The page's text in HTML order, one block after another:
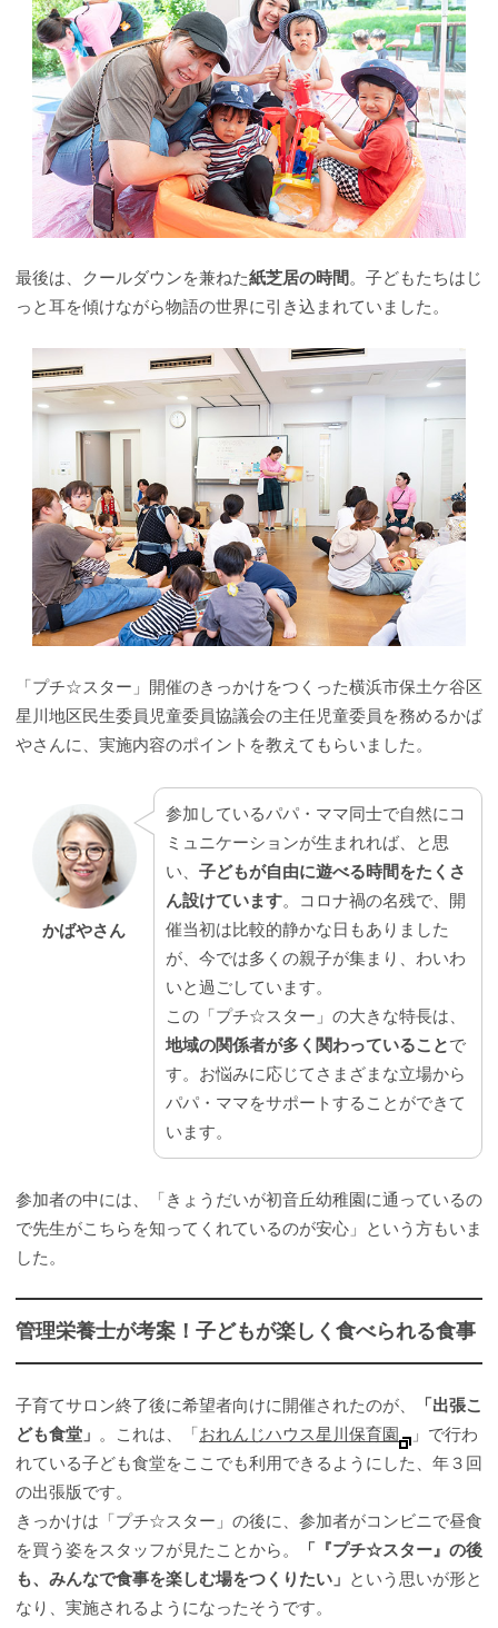
最後は、クールダウンを兼ねた紙芝居の時間 。子どもたちはじ
っと耳を傾けながら物語の世界に引き込まれていました。
「プチ☆スター」開催のきっかけをつくった横浜市保土ケ谷区
星川地区民生委員児童委員協議会の主任児童委員を務めるかば
やさんに、実施内容のポイントを教えてもらいました。
かばやさん
参加しているパパ・ママ同士で自然にコ
ミュニケーションが生まれれば、と思
い、 子どもが自由に遊べる時間をたくさ
ん設けています。コロナ禍の名残で、開
催当初は比較的静かな日もありました
が、今では多くの親子が集まり、わいわ
いと過ごしています。
この「プチ☆スター」の大きな特長は、
地域の関係者が多く関わっていることで
す。お悩みに応じてさまざまな立場から
パパ・ママをサポートすることができて
います。
参加者の中には、「きょうだいが初音丘幼稚園に通っているの
で先生がこちらを知ってくれているのが安心」という方もいま
した。
管理栄養士が考案！子どもが楽しく食べられる食事
子育てサロン終了後に希望者向けに開催されたのが、
「出張こ
ども食堂」 。これは、「おれんじハウス星川保育園
」で行わ
れている子ども食堂をここでも利用できるようにした、年３回
の出張版です。
きっかけは「プチ☆スター」の後に、参加者がコンビニで昼食
を買う姿をスタッフが見たことから。
「『プチ☆スター』の後
も、みんなで食事を楽しむ場をつくりたい」 という思いが形と
なり、実施されるようになったそうです。